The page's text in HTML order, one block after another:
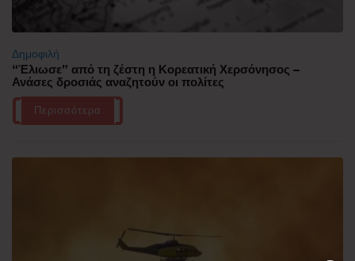
Δημοφιλή
“Έλιωσε” από τη ζέστη η Κορεατική Χερσόνησος –
Ανάσες δροσιάς αναζητούν οι πολίτες
Περισσότερα